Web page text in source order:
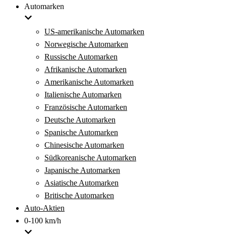
Automarken
US-amerikanische Automarken
Norwegische Automarken
Russische Automarken
Afrikanische Automarken
Amerikanische Automarken
Italienische Automarken
Französische Automarken
Deutsche Automarken
Spanische Automarken
Chinesische Automarken
Südkoreanische Automarken
Japanische Automarken
Asiatische Automarken
Britische Automarken
Auto-Aktien
0-100 km/h